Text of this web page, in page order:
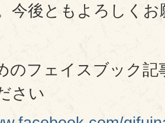
今後ともよろしく
のフェイスブック記
さい